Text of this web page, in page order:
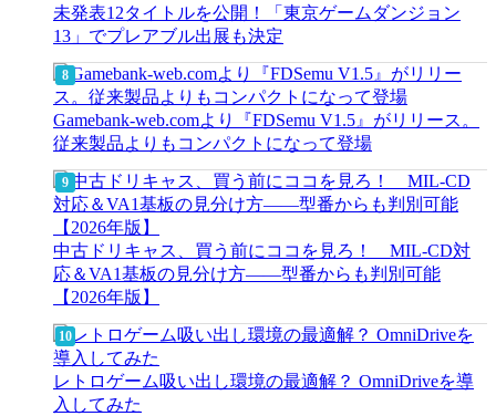
未発表12タイトルを公開！「東京ゲームダンジョン
13」でプレアブル出展も決定
Gamebank-web.comより『FDSemu V1.5』がリリース。
従来製品よりもコンパクトになって登場
中古ドリキャス、買う前にココを見ろ！ MIL-CD対
応＆VA1基板の見分け方——型番からも判別可能
【2026年版】
レトロゲーム吸い出し環境の最適解？ OmniDriveを導
入してみた